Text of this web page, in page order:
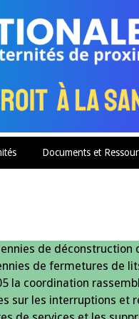
Documents et
de déconstruction
de fermetures de
la coordination
sur les interruptions et